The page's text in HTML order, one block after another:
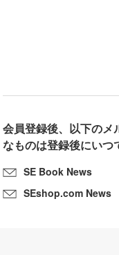
会員登録後、以下のメ
なものは登録後にいつ
SE Book News
SEshop.com News